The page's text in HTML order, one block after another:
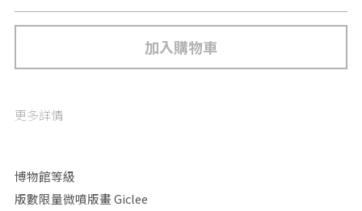
加入購物車
更多詳情
博物館等級
版數限量微噴版畫 Giclee